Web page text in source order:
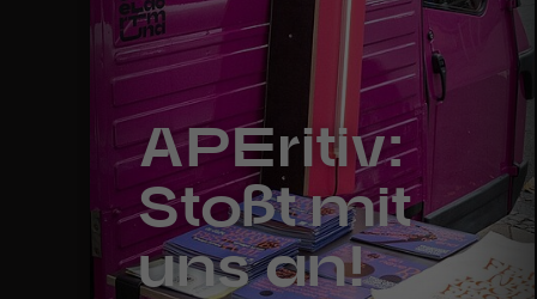
APEritiv:
Stoßt mit
uns an!